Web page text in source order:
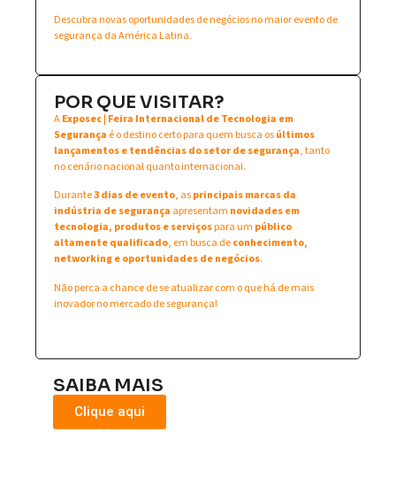
Descubra novas oportunidades de negócios no maior evento de
segurança da América Latina.
POR QUE VISITAR?
AExposec | Feira Internacional de Tecnologia em
Segurança é o destino certo para quem busca osúltimos
lançamentos e tendências do setor de segurança, tanto
no cenário nacional quanto internacional.
Durante3 dias de evento, asprincipais marcas da
indústria de segurança apresentam novidades em
tecnologia, produtos e serviçospara um público
altamente qualificado, em busca deconhecimento,
networking e oportunidades de negócios.
Não perca a chance de se atualizar com o que há de mais
inovador no mercado de segurança!
SAIBA MAIS
Clique aqui